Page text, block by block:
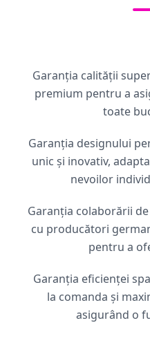
Garanția calității
premium pentru a
toate
Garanția designului
unic și inovativ,
nevoilor
Garanția colaborării
cu producători
pentru a
Garanția eficienței
la comanda și
asigurând o